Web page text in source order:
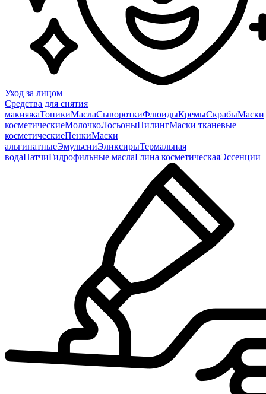
Уход за лицом
Средства для снятия
макияжаТоникиМаслаСывороткиФлюидыКремыСкрабыМаски
косметическиеМолочкоЛосьоныПилингМаски тканевые
косметическиеПенкиМаски
альгинатныеЭмульсииЭликсирыТермальная
водаПатчиГидрофильные маслаГлина косметическаяЭссенции